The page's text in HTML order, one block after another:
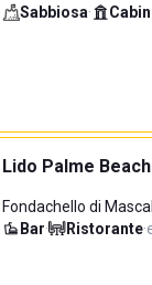
Sabbiosa·
Lido Palme Beach
Fondachello di
Bar· Ristorante·